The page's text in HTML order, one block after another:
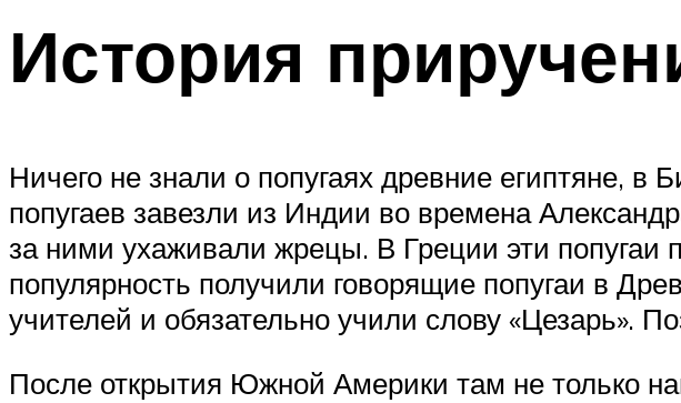
История
Ничего не знали о попугаях древние египтяне,
попугаев завезли из Индии во времена
за ними ухаживали жрецы. В Греции эти попугаи
популярность получили говорящие попугаи в
учителей и обязательно учили слову «Цезарь».
После открытия Южной Америки там не только